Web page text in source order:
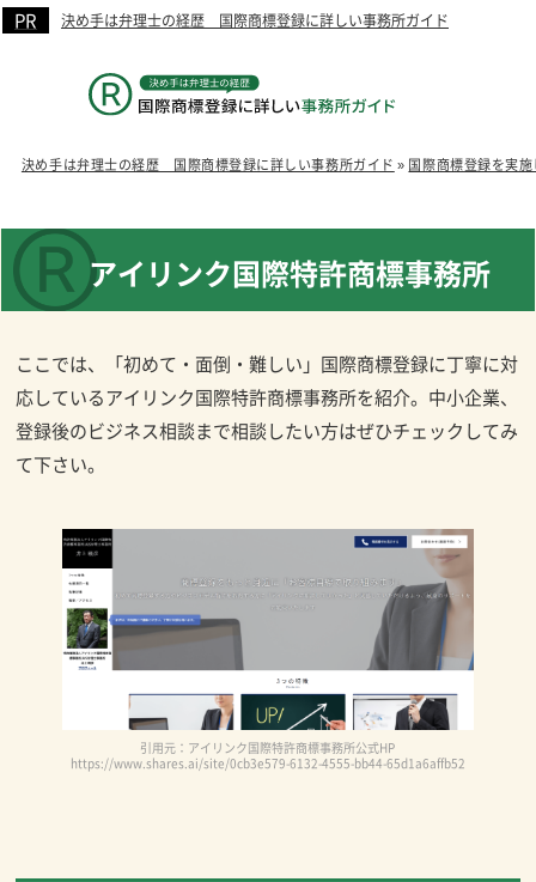
決め手は弁理士の経歴 国際商標登録に詳しい事務所ガイド
決め手は弁理士の経歴 国際商標登録に詳しい事務所ガイド » 国際商標登録を実
アイリンク国際特許商標事務所
ここでは、「初めて・面倒・難しい」国際商標登録に丁寧に対
応しているアイリンク国際特許商標事務所を紹介。中小企業、
登録後のビジネス相談まで相談したい方はぜひチェックしてみ
て下さい。
引用元：アイリンク国際特許商標事務所公式HP
https://www.shares.ai/site/0cb3e579-6132-4555-bb44-65d1a6affb52